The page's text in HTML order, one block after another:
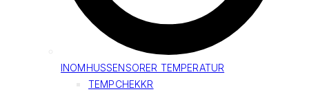
INOMHUSSENSORER TEMPERATUR
TEMPCHEKKR